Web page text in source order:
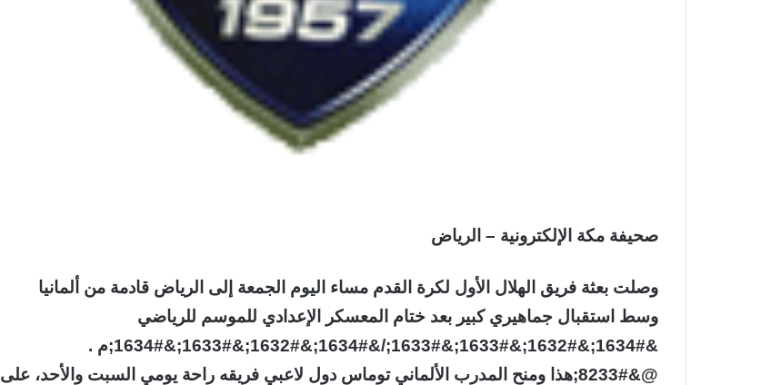
صحيفة مكة الإلكترونية – الرياض
وصلت بعثة فريق الهلال الأول لكرة القدم مساء اليوم الجمعة إلى الرياض قادمة من ألمانيا
وسط استقبال جماهيري كبير بعد ختام المعسكر الإعدادي للموسم للرياضي
&#1634;&#1632;&#1633;&#1633;/&#1634;&#1632;&#1633;&#1634;م .
@&#8233;هذا ومنح المدرب الألماني توماس دول لاعبي فريقه راحة يومي السبت والأحد، على